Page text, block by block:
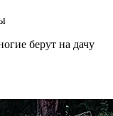
берут на дачу